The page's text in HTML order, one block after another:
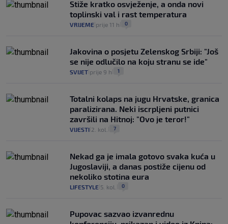
Stiže kratko osvježenje, a onda novi
toplinski val i rast temperatura
VRIJEME prije 11 h 0
Jakovina o posjetu Zelenskog Srbiji: "Još
se nije odlučilo na koju stranu se ide"
SVIJET prije 9 h 1
Totalni kolaps na jugu Hrvatske, granica
paralizirana. Neki iscrpljeni putnici
završili na Hitnoj: "Ovo je teror!"
VIJESTI 2. kol. 7
Nekad ga je imala gotovo svaka kuća u
Jugoslaviji, a danas postiže cijenu od
nekoliko stotina eura
LIFESTYLE 5. kol. 0
Pupovac sazvao izvanrednu